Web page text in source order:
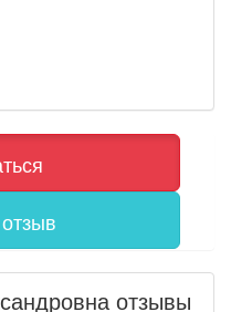
отзывы